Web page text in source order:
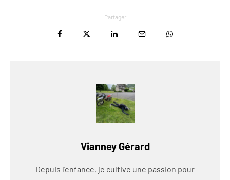
Partager
Vianney Gérard
Depuis l’enfance, je cultive une passion pour